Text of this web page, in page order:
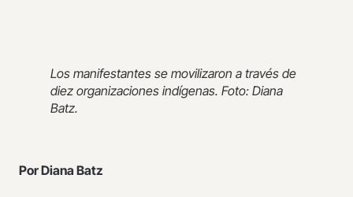
Los manifestantes se movilizaron a través de
diez organizaciones indígenas. Foto: Diana
Batz.
Por Diana Batz